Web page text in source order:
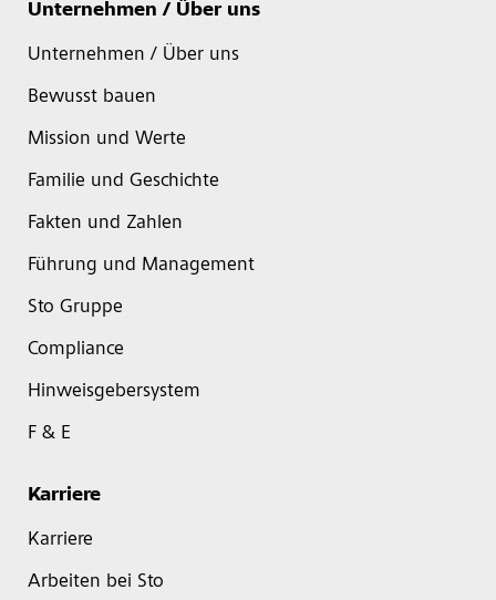
Unternehmen / Über uns
Unternehmen / Über uns
Bewusst bauen
Mission und Werte
Familie und Geschichte
Fakten und Zahlen
Führung und Management
Sto Gruppe
Compliance
Hinweisgebersystem
F & E
Karriere
Karriere
Arbeiten bei Sto